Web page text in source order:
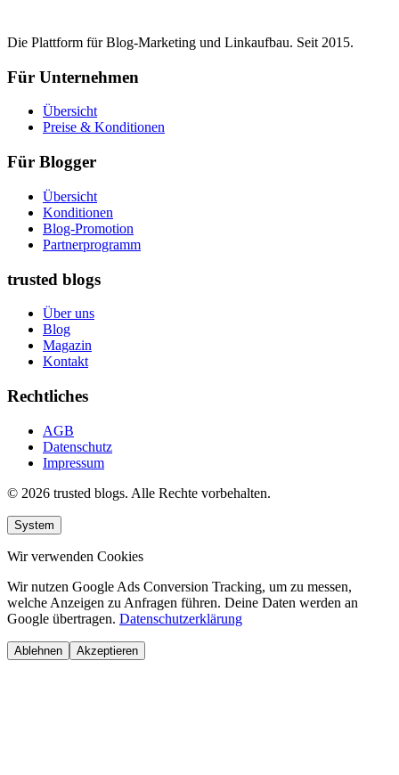
Die Plattform für Blog-Marketing und Linkaufbau. Seit 2015.
Für Unternehmen
Übersicht
Preise & Konditionen
Für Blogger
Übersicht
Konditionen
Blog-Promotion
Partnerprogramm
trusted blogs
Über uns
Blog
Magazin
Kontakt
Rechtliches
AGB
Datenschutz
Impressum
© 2026 trusted blogs. Alle Rechte vorbehalten.
System
Wir verwenden Cookies
Wir nutzen Google Ads Conversion Tracking, um zu messen,
welche Anzeigen zu Anfragen führen. Deine Daten werden an
Google übertragen. Datenschutzerklärung
Ablehnen Akzeptieren